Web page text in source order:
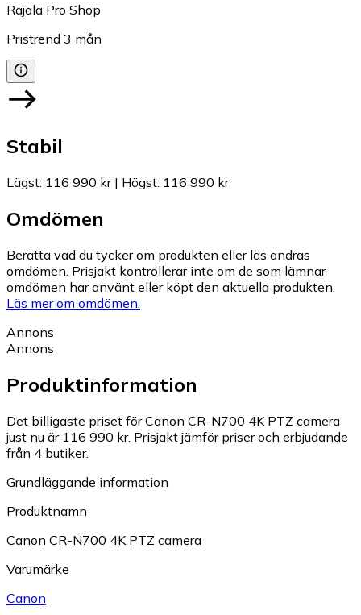
Rajala Pro Shop
Pristrend 3 mån
Stabil
Lägst: 116 990 kr| Högst: 116 990 kr
Omdömen
Berätta vad du tycker om produkten eller läs andras
omdömen. Prisjakt kontrollerar inte om de som lämnar
omdömen har använt eller köpt den aktuella produkten.
Läs mer om omdömen.
Annons
Annons
Produktinformation
Det billigaste priset för Canon CR-N700 4K PTZ camera
just nu är 116 990 kr. Prisjakt jämför priser och erbjudande
från 4 butiker.
Grundläggande information
Produktnamn
Canon CR-N700 4K PTZ camera
Varumärke
Canon